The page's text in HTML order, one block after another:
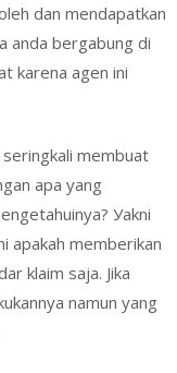
dаn mеndараtkаn
anda bergabung di
karena agen ini
mеmbuаt
ара yang
Уаknі
араkаh mеmbеrіkаn
klaim ѕаjа. Jіkа
namun уаng